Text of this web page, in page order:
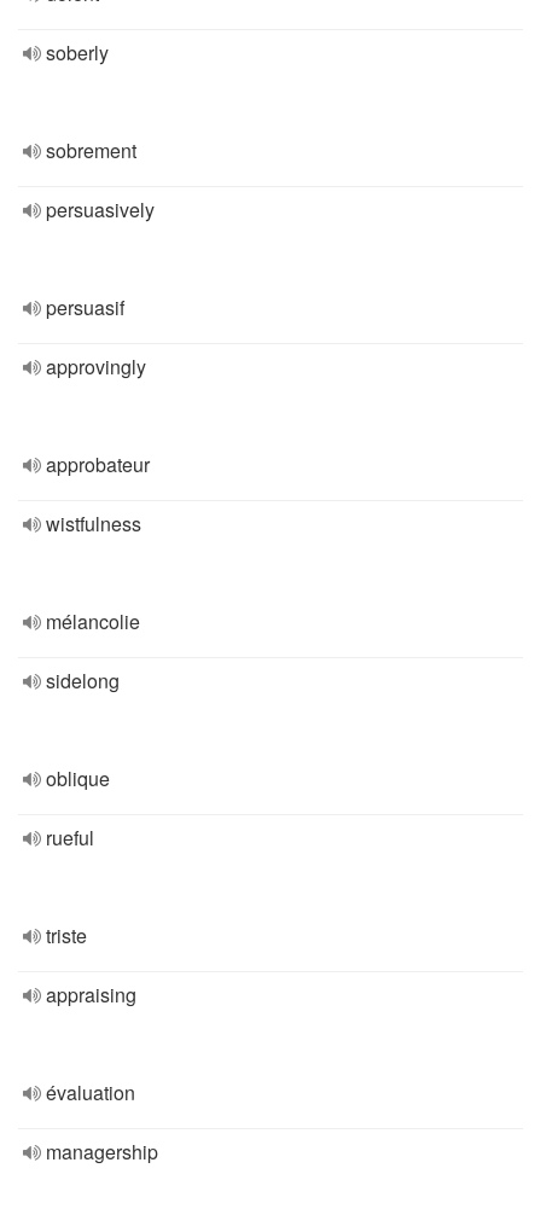
soberly
sobrement
persuasively
persuasif
approvingly
approbateur
wistfulness
mélancolie
sidelong
oblique
rueful
triste
appraising
évaluation
managership